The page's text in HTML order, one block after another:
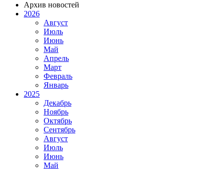
Архив новостей
2026
Август
Июль
Июнь
Май
Апрель
Март
Февраль
Январь
2025
Декабрь
Ноябрь
Октябрь
Сентябрь
Август
Июль
Июнь
Май